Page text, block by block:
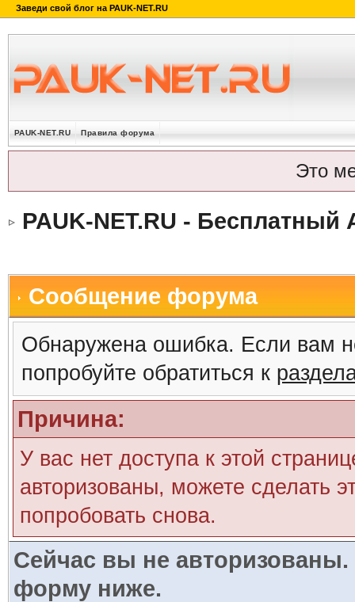
PAUK-NET.RU Правила форума
Это
PAUK-NET.RU -
Сообщение форума
Обнаружена ошибка. Если вам
попробуйте обратиться к
Причина:
У вас нет доступа к этой
авторизованы, можете сделать
попробовать снова.
Сейчас вы не авторизованы.
форму ниже.